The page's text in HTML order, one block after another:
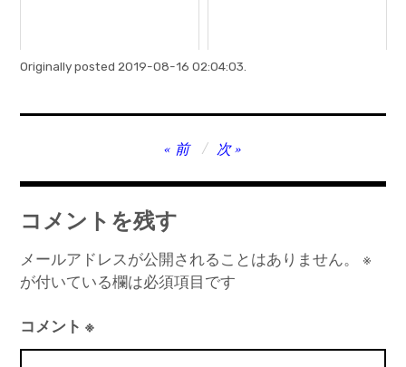
Originally posted 2019-08-16 02:04:03.
稿
ビ
ゲ
ー
シ
ョ
前 次
コメントを残す
メールアドレスが公開されることはありません。
※
が付いている欄は必須項目です
コメント※